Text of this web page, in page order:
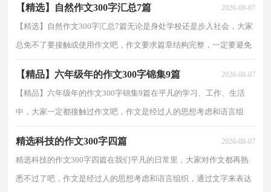
【精选】自然作文300字汇总7篇 2026-08-07
【精选】自然作文300字汇总7篇无论是身处学校还是步入社会，大家
总免不了要接触或使用作文吧，作文要求篇章结构完整，一定要避免
【精品】六年级年的作文300字锦集9篇 2026-08-07
【精品】六年级年的作文300字锦集9篇在平凡的学习、工作、生活
中，大家一定都接触过作文吧，作文是经过人的思想考虑和语言组
精选科技的作文300字四篇 2026-08-07
精选科技的作文300字四篇在我们平凡的日常里，大家对作文都再熟
悉不过了吧，作文是经过人的思想考虑和语言组织，通过文字来表达